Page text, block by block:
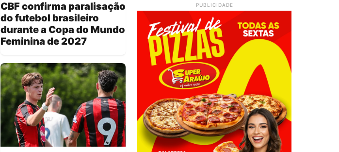
CBF confirma paralisação
do futebol brasileiro
durante a Copa do Mundo
Feminina de 2027
PUBLICIDADE